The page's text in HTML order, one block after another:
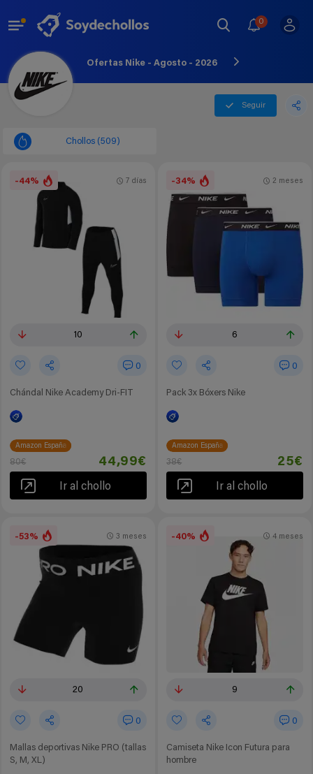
0
Ofertas Nike - Agosto - 2026
Seguir
Chollos (509)
-44%
10
0
Chándal Nike Academy Dri-FIT
7 días
Amazon España
80€ 44,99€
Ir al chollo
-34%
6
0
Pack 3x Bóxers Nike
2 meses
Amazon España
38€ 25€
Ir al chollo
-53%
20
0
Mallas deportivas Nike PRO (tallas
S, M, XL)
3 meses -40%
9
0
Camiseta Nike Icon Futura para
hombre
4 meses